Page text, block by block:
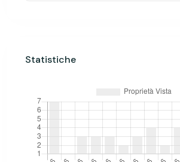
Statistiche